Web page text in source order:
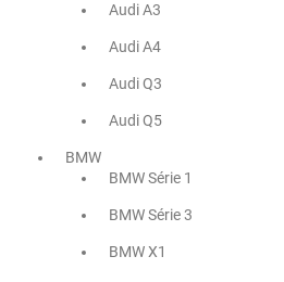
Audi A3
Audi A4
Audi Q3
Audi Q5
BMW
BMW Série 1
BMW Série 3
BMW X1